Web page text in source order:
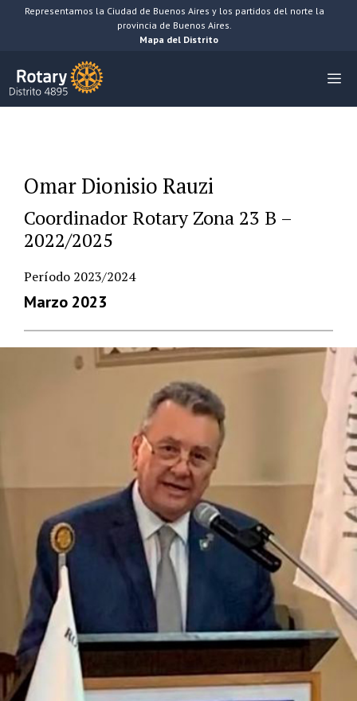
SaltarRepresentamos la Ciudad de Buenos Aires y los partidos del norte la
provincia de Buenos Aires.
Mapa del Distrito
Omar Dionisio Rauzi
Coordinador Rotary Zona 23 B –
2022/2025
Período 2023/2024
Marzo 2023